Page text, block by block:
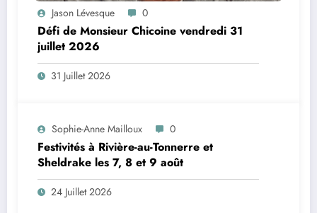
Jason Lévesque 0
Défi de Monsieur Chicoine vendredi 31
juillet 2026
31 Juillet 2026
Sophie-Anne Mailloux 0
Festivités à Rivière-au-Tonnerre et
Sheldrake les 7, 8 et 9 août
24 Juillet 2026